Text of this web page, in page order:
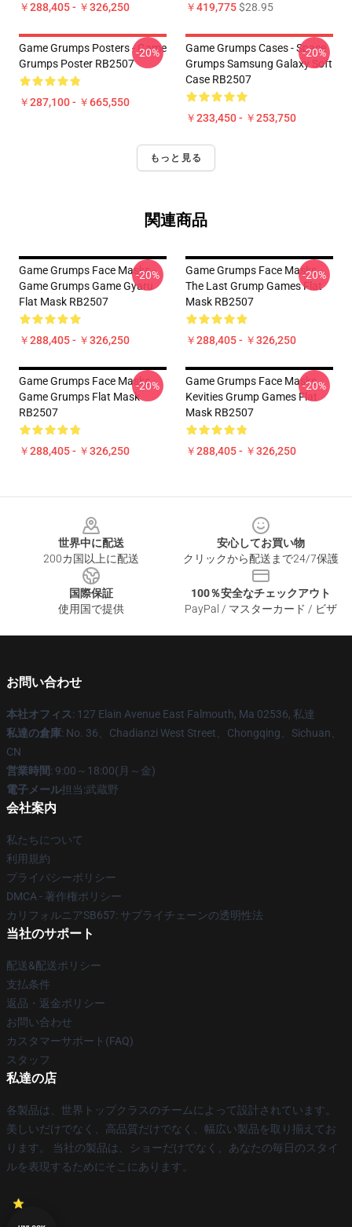
￥288,405 - ￥326,250 ￥419,775$28.95
Game Grumps Posters - Game
Grumps Poster RB2507
￥287,100 - ￥665,550
-20%
Game Grumps Cases - Space
Grumps Samsung Galaxy Soft
Case RB2507
￥233,450 - ￥253,750
-20%
もっと見る
関連商品
Game Grumps Face Masks -
Game Grumps Game Gyaru
Flat Mask RB2507
￥288,405 - ￥326,250
-20%
Game Grumps Face Masks -
The Last Grump Games Flat
Mask RB2507
￥288,405 - ￥326,250
-20%
Game Grumps Face Masks -
Game Grumps Flat Mask
RB2507
￥288,405 - ￥326,250
-20%
Game Grumps Face Masks -
Kevities Grump Games Flat
Mask RB2507
￥288,405 - ￥326,250
-20%
世界中に配送
200カ国以上に配送
安心してお買い物
クリックから配送まで24/7保護
国際保証
使用国で提供
100％安全なチェックアウト
PayPal / マスターカード / ビザ
お問い合わせ
本社オフィス: 127 Elain Avenue East Falmouth, Ma 02536, 私達
私達の倉庫: No. 36、Chadianzi West Street、Chongqing、Sichuan、
CN
営業時間: 9:00～18:00(月～金)
電子メール担当:武蔵野
会社案内
私たちについて
利用規約
プライバシーポリシー
DMCA - 著作権ポリシー
カリフォルニアSB657: サプライチェーンの透明性法
当社のサポート
配送&配送ポリシー
支払条件
返品・返金ポリシー
お問い合わせ
カスタマーサポート(FAQ)
スタッフ
私達の店
各製品は、世界トップクラスのチームによって設計されています。
美しいだけでなく、高品質だけでなく、幅広い製品を取り揃えてお
ります。 当社の製品は、ショーだけでなく、あなたの毎日のスタイ
ルを表現するためにそこにあります。